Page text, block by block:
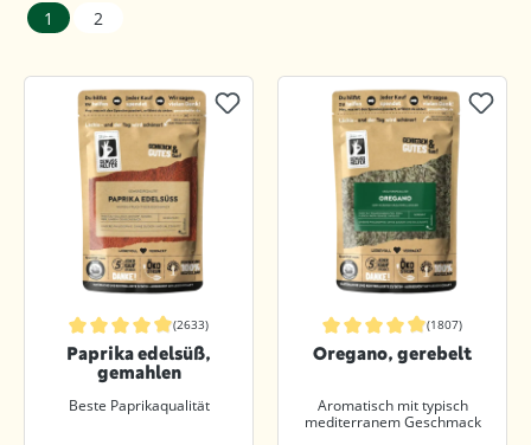
1 2
Durchschnittliche Bewertung von 4.9 von 5 Sternen
(2633)
Paprika edelsüß,
gemahlen
Beste Paprikaqualität
Durchschnittliche Bewertung von
(1807)
Oregano, gerebelt
Aromatisch mit typisch
mediterranem Geschmack